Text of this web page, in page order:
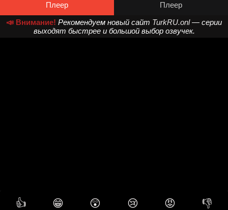
Плеер
Плеер
📣 Внимание! Рекомендуем новый сайт TurkRU.onl— серии
выходят быстрее и большой выбор озвучек.
👍 😁 😲 😢 😡 👎